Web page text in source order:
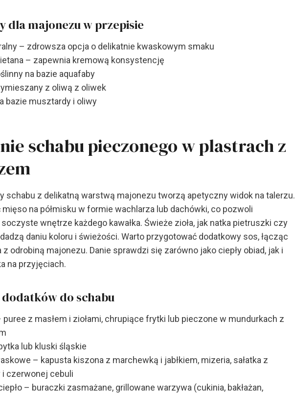
dla majonezu w przepisie
– zdrowsza opcja o delikatnie kwaskowym smaku
– zapewnia kremową konsystencję
na bazie aquafaby
z oliwą z oliwek
bazie musztardy i oliwy
schabu pieczonego w plastrach z
schabu z delikatną warstwą majonezu tworzą apetyczny widok na talerzu.
mięso na półmisku w formie wachlarza lub dachówki, co pozwoli
wnętrze każdego kawałka. Świeże zioła, jak natka pietruszki czy
daniu koloru i świeżości. Warto przygotować dodatkowy sos, łącząc
odrobiną majonezu. Danie sprawdzi się zarówno jako ciepły obiad, jak i
na przyjęciach.
do schabu
puree z masłem i ziołami, chrupiące frytki lub pieczone w mundurkach z
lub kluski śląskie
– kapusta kiszona z marchewką i jabłkiem, mizeria, sałatka z
i czerwonej cebuli
– buraczki zasmażane, grillowane warzywa (cukinia, bakłażan,